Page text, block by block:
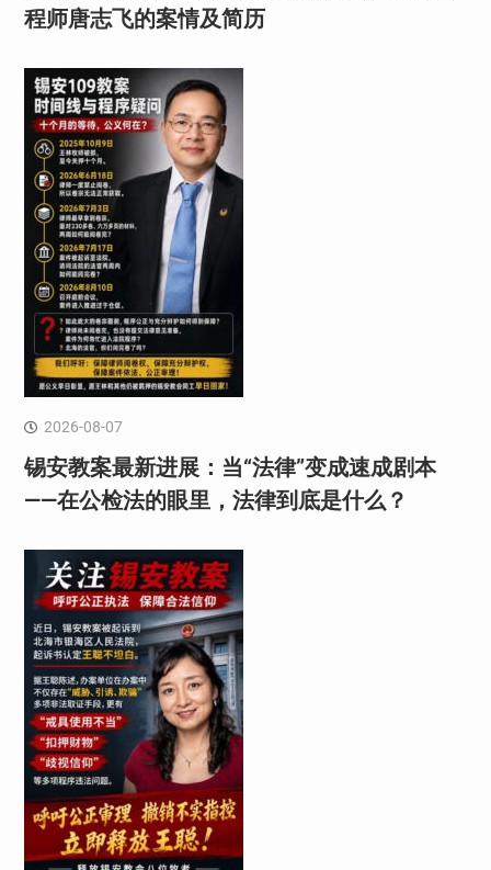
程师唐志飞的案情及简历
2026-08-07
锡安教案最新进展：当“法律”变成速成剧本
——在公检法的眼里，法律到底是什么？